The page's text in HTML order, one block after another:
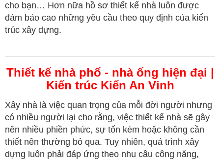
cho bạn… Hơn nữa hồ sơ thiết kế nhà luôn được
đảm bảo cao những yêu cầu theo quy định của kiến
trúc xây dựng.
Thiết kế nhà phố - nhà ống hiện đại |
Kiến trúc Kiến An Vinh
Xây nhà là việc quan trọng của mỗi đời người nhưng
có nhiều người lại cho rằng, việc thiết kế nhà sẽ gây
nên nhiều phiền phức, sự tốn kém hoặc không cần
thiết nên thường bỏ qua. Tuy nhiên, quá trình xây
dựng luôn phải đáp ứng theo nhu cầu công năng,